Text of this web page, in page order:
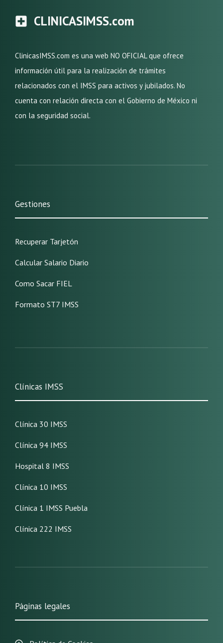
CLINICASIMSS.com
ClinicasIMSS.com es una web NO OFICIAL que ofrece
información útil para la realización de trámites
relacionados con el IMSS para activos y jubilados. No
cuenta con relación directa con el Gobierno de México ni
con la seguridad social.
Gestiones
Recuperar Tarjetón
Calcular Salario Diario
Como Sacar FIEL
Formato ST7 IMSS
Clínicas IMSS
Clínica 30 IMSS
Clínica 94 IMSS
Hospital 8 IMSS
Clínica 10 IMSS
Clínica 1 IMSS Puebla
Clínica 222 IMSS
Páginas legales